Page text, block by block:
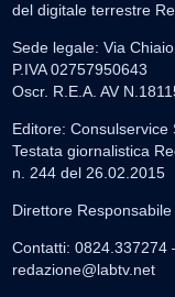
del digitale terrestre
Sede legale: Via
P.IVA 02757950643
Oscr. R.E.A. AV
Editore: Consulservice
Testata giornalistica
n. 244 del 26.02.2015
Direttore
Contatti: 0824.337274
redazione@labtv.net